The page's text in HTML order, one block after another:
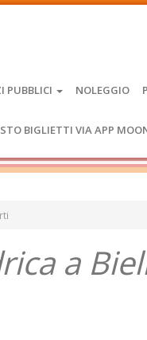
PUBBLICI NOLEGGIO
BIGLIETTI VIA APP
a